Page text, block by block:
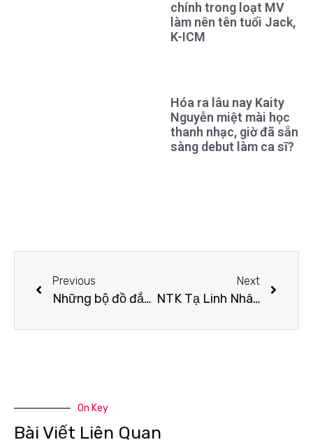
chính trong loạt MV
làm nên tên tuổi Jack,
K-ICM
Hóa ra lâu nay Kaity
Nguyễn miệt mài học
thanh nhạc, giờ đã sẵn
sàng debut làm ca sĩ?
Previous
Những bộ đồ đắt nhất của huấn luyện viên Rap Việt
Next
NTK Tạ Linh Nhân đã mang “Tôi yêu áo dài” và “Sắc màu” đến với Lễ hội áo dài TP.HCM 2020
On Key
Bài Viết Liên Quan